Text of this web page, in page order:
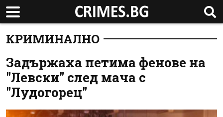
КРИМИНАЛНО
Задържаха петима фенове на
"Левски" след мача с
"Лудогорец"